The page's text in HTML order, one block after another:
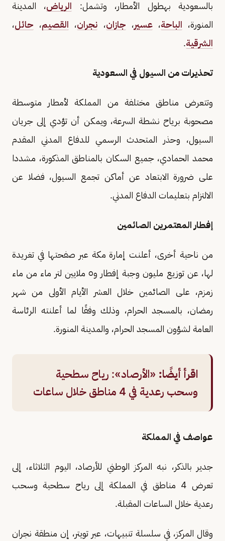
بالسعودية بهطول الأمطار، وتشمل: الرياض، المدينة
المنورة، الباحة،عسير، جازان، نجران، القصيم، حائل،
الشرقية.
تحذيرات من السيول في السعودية
وتتعرض مناطق مختلفة من المملكة لأمطار متوسطة
مصحوبة برياح نشطة السرعة، ويمكن أن تؤدي إلى جريان
السيول، وحذر المتحدث الرسمي للدفاع المدني المقدم
محمد الحمادي، جميع السكان بالمناطق المذكورة، مشددا
على ضرورة الابتعاد عن أماكن تجمع السيول، فضلا عن
الالتزام بتعليمات الدفاع المدني.
إفطار المعتمرين الصائمين
من ناحية أخرى، أعلنت إمارة مكة عبر صفحتها في تغريدة
لها، عن توزيع مليون وجبة إفطار و٥ ملايين لتر ماء من ماء
زمزم، على الصائمين خلال العشر الأيام الأولى من شهر
رمضان، بالمسجد الحرام، وذلك وفقًا لما أعلنته الرئاسة
العامة لشؤون المسجد الحرام، والمدينة المنورة.
اقرأ أيضًا: «الأرصاد»: رياح سطحية
وسحب رعدية في 4 مناطق خلال ساعات
عواصف في المملكة
جدير بالذكر، نبه المركز الوطني للأرصاد، اليوم الثلاثاء، إلى
تعرض 4 مناطق في المملكة إلى رياح سطحية وسحب
رعدية خلال الساعات المقبلة.
وقال المركز، في سلسلة تنبيهات، عبر تويتر، إن منطقة نجران